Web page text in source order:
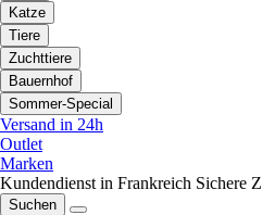
Katze
Tiere
Zuchttiere
Bauernhof
Sommer-Special
Versand in 24h
Outlet
Marken
Kundendienst in Frankreich Sichere
Suchen